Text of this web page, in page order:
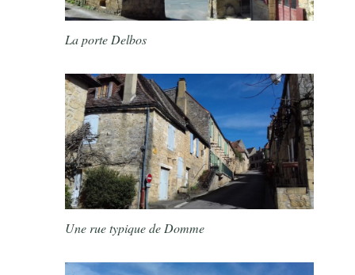
La porte Delbos
Une rue typique de Domme